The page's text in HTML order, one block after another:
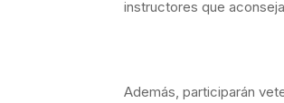
instructores que
Además, participarán